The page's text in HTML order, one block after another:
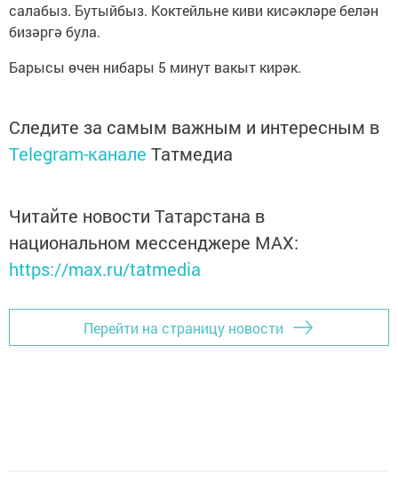
салабыз. Бутыйбыз. Коктейльне киви кисәкләре белән
бизәргә була.
Барысы өчен нибары 5 минут вакыт кирәк.
Следите за самым важным и интересным в
Telegram-канале Татмедиа
Читайте новости Татарстана в
национальном мессенджере MАХ:
https://max.ru/tatmedia
Перейти на страницу новости